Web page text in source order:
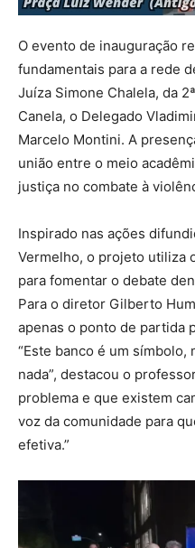
O evento de inauguração
fundamentais para a rede
Juíza Simone Chalela, da
Canela, o Delegado
Marcelo Montini. A
união entre o meio
justiça no combate à
Inspirado nas ações
Vermelho, o projeto utiliza
para fomentar o debate
Para o diretor Gilberto
apenas o ponto de partida
“Este banco é um
nada”, destacou o
problema e que existem
voz da comunidade para
efetiva.”